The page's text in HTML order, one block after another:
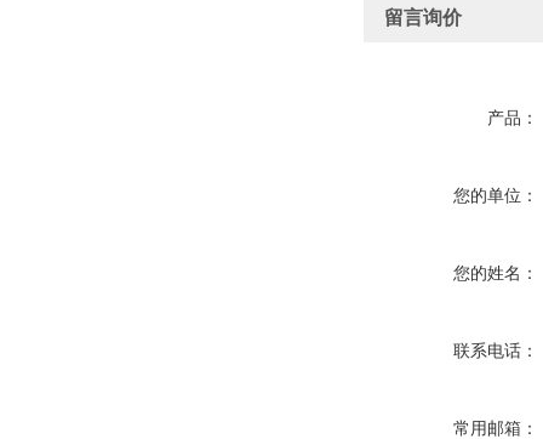
留言询价
产品：
您的单位：
您的姓名：
联系电话：
常用邮箱：